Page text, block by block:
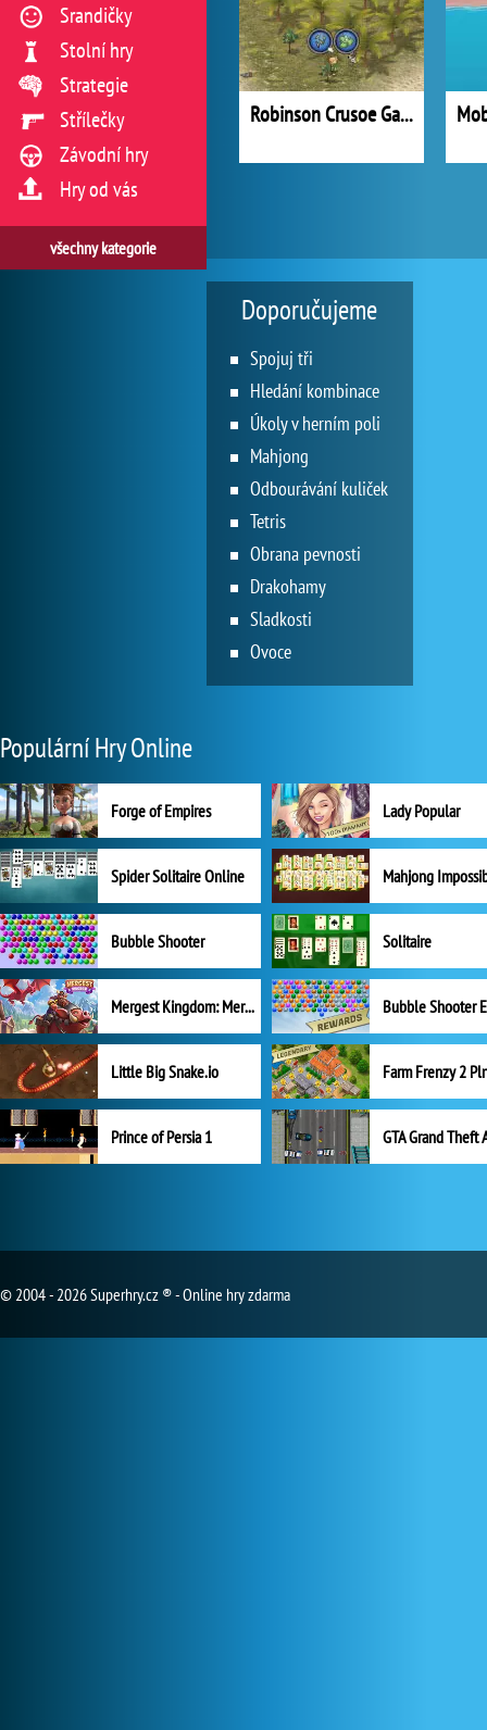
Robinson Crusoe Game
Srandičky
Stolní hry
Strategie
Střílečky
Závodní hry
Hry od vás
všechny kategorie
Doporučujeme
Spojuj tři
Hledání kombinace
Úkoly v herním poli
Mahjong
Odbourávání kuliček
Tetris
Obrana pevnosti
Drakohamy
Sladkosti
Ovoce
Populární Hry Online
Forge of Empires Lady Popular
Spider Solitaire Online Mahjong
Bubble Shooter Solitaire
Mergest Kingdom: Merge Puzzle
Little Big Snake.io
Prince of Persia 1 GTA Grand Theft
© 2004 - 2026 Superhry.cz ® - Online hry zdarma